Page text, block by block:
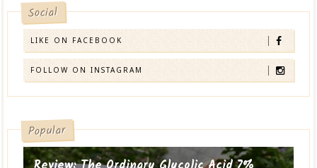
Social
LIKE ON FACEBOOK
FOLLOW ON INSTAGRAM
Popular